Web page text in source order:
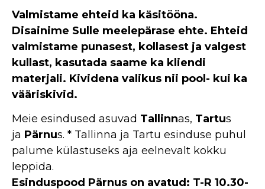
Valmistame ehteid ka käsitööna.
Disainime Sulle meelepärase ehte. Ehteid
valmistame punasest, kollasest ja valgest
kullast, kasutada saame ka kliendi
materjali. Kividena valikus nii pool- kui ka
vääriskivid.
Meie esindused asuvad Tallinnas, Tartus
ja Pärnus. * Tallinna ja Tartu esinduse puhul
palume külastuseks aja eelnevalt kokku
leppida.
Esinduspood Pärnus on avatud: T-R 10.30-